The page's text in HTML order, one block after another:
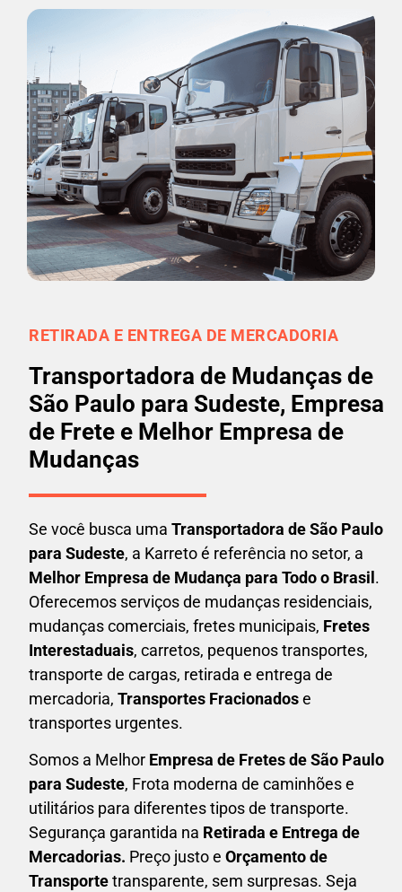
RETIRADA E ENTREGA DE MERCADORIA
Transportadora de Mudanças de
São Paulo para Sudeste, Empresa
de Frete e Melhor Empresa de
Mudanças
Se você busca uma Transportadora de São Paulo
para Sudeste, a Karreto é referência no setor, a
Melhor Empresa de Mudança para Todo o Brasil.
Oferecemos serviços de mudanças residenciais,
mudanças comerciais, fretes municipais, Fretes
Interestaduais, carretos, pequenos transportes,
transporte de cargas, retirada e entrega de
mercadoria, Transportes Fracionadose
transportes urgentes.
Somos a Melhor Empresa de Fretesde São Paulo
para Sudeste, Frota moderna de caminhões e
utilitários para diferentes tipos de transporte.
Segurança garantida na Retirada e Entrega de
Mercadorias. Preço justo e Orçamento de
Transportetransparente, sem surpresas. Seja